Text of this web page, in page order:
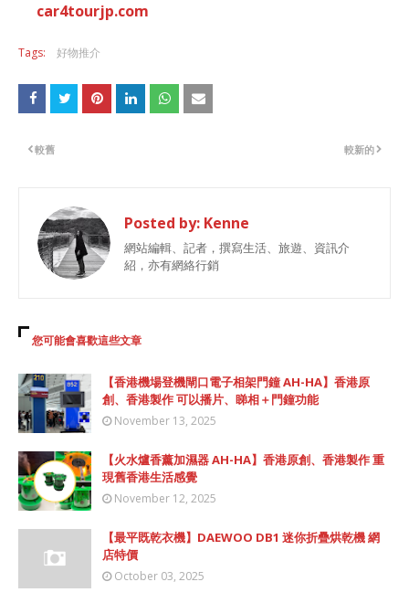
car4tourjp.com
Tags: 好物推介
較新的
較舊
Posted by: Kenne
網站編輯、記者，撰寫生活、旅遊、資訊介
紹，亦有網絡行銷
您可能會喜歡這些文章
【香港機場登機閘口電子相架門鐘 AH-HA】香港原
創、香港製作 可以播片、睇相＋門鐘功能
November 13, 2025
【火水爐香薰加濕器 AH-HA】香港原創、香港製作 重
現舊香港生活感覺
November 12, 2025
【最平既乾衣機】DAEWOO DB1 迷你折疊烘乾機 網
店特價
October 03, 2025